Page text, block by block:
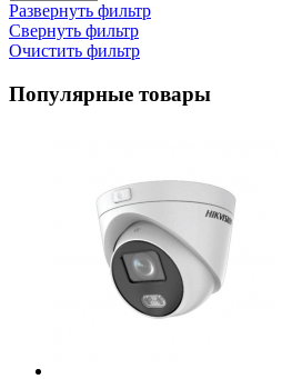
Развернуть фильтр
Свернуть фильтр
Очистить фильтр
Популярные товары